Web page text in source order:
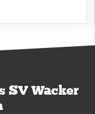
SV Wacker